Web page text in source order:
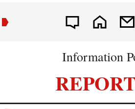
Information